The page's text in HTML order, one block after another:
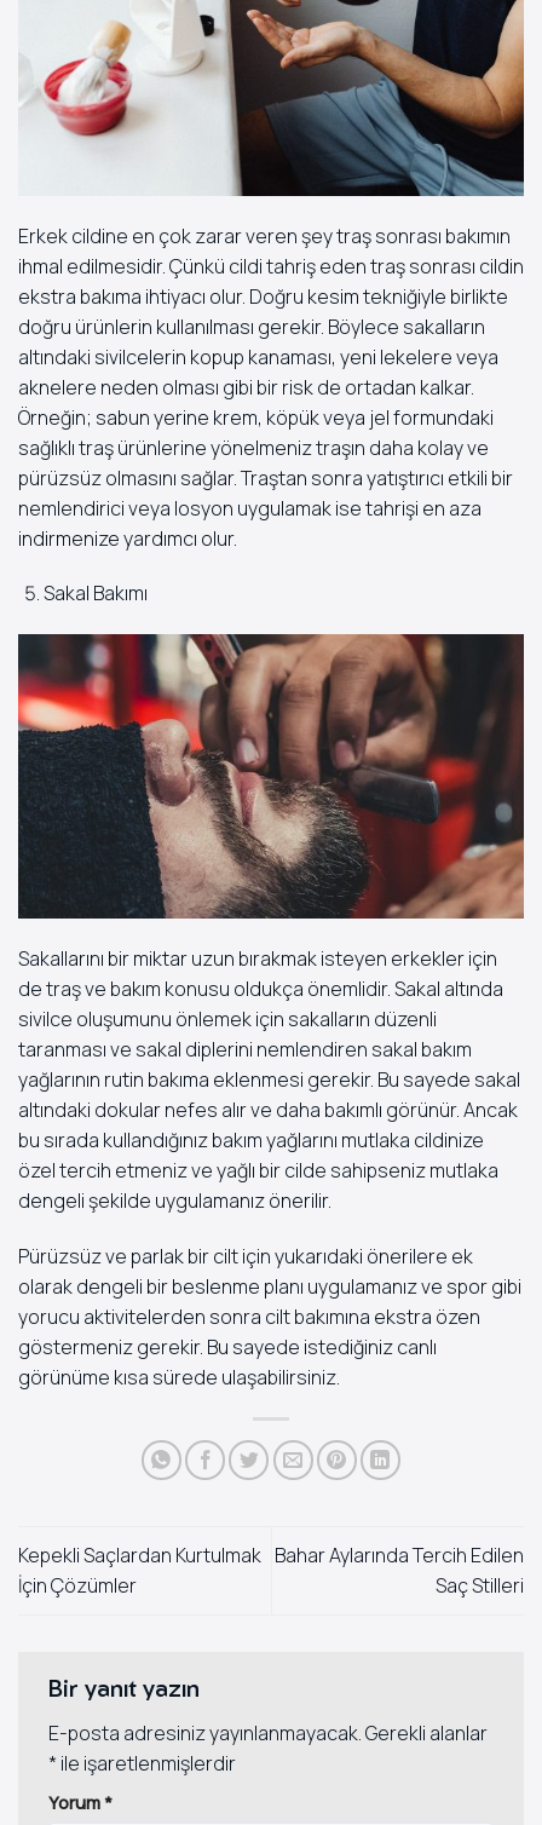
Erkek cildine en çok zarar veren şey traş sonrası bakımın
ihmal edilmesidir. Çünkü cildi tahriş eden traş sonrası cildin
ekstra bakıma ihtiyacı olur. Doğru kesim tekniğiyle birlikte
doğru ürünlerin kullanılması gerekir. Böylece sakalların
altındaki sivilcelerin kopup kanaması, yeni lekelere veya
aknelere neden olması gibi bir risk de ortadan kalkar.
Örneğin; sabun yerine krem, köpük veya jel formundaki
sağlıklı traş ürünlerine yönelmeniz traşın daha kolay ve
pürüzsüz olmasını sağlar. Traştan sonra yatıştırıcı etkili bir
nemlendirici veya losyon uygulamak ise tahrişi en aza
indirmenize yardımcı olur.
Sakal Bakımı
Sakallarını bir miktar uzun bırakmak isteyen erkekler için
de traş ve bakım konusu oldukça önemlidir. Sakal altında
sivilce oluşumunu önlemek için sakalların düzenli
taranması ve sakal diplerini nemlendiren sakal bakım
yağlarının rutin bakıma eklenmesi gerekir. Bu sayede sakal
altındaki dokular nefes alır ve daha bakımlı görünür. Ancak
bu sırada kullandığınız bakım yağlarını mutlaka cildinize
özel tercih etmeniz ve yağlı bir cilde sahipseniz mutlaka
dengeli şekilde uygulamanız önerilir.
Pürüzsüz ve parlak bir cilt için yukarıdaki önerilere ek
olarak dengeli bir beslenme planı uygulamanız ve spor gibi
yorucu aktivitelerden sonra cilt bakımına ekstra özen
göstermeniz gerekir. Bu sayede istediğiniz canlı
görünüme kısa sürede ulaşabilirsiniz.
Kepekli Saçlardan Kurtulmak
İçin Çözümler
Bahar Aylarında Tercih Edilen
Saç Stilleri
Bir yanıt yazın
E-posta adresiniz yayınlanmayacak.Gerekli alanlar
* ile işaretlenmişlerdir
Yorum*